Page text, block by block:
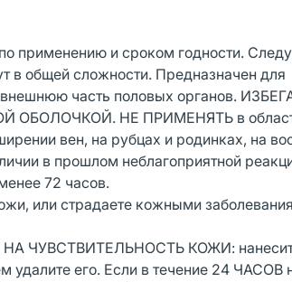
применению и сроком годности.
в общей сложности. Предназначен для
часть половых органов.
НЕ ПРИМЕНЯТЬ в
вен, на рубцах и родинках, на
в прошлом неблагоприятной
72 часов.
или страдаете кожными
НА ЧУВСТВИТЕЛЬНОСТЬ КОЖИ:
удалите его. Если в течение 24 ЧАСОВ